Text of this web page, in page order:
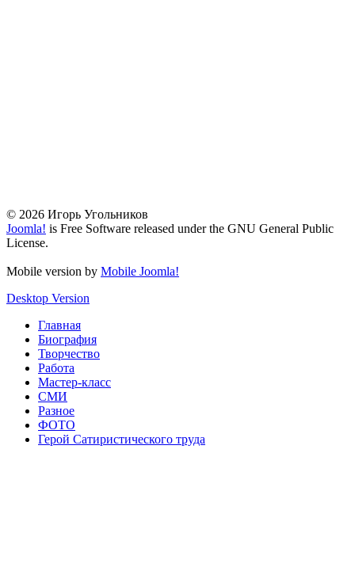
© 2026 Игорь Угольников
Joomla! is Free Software released under the GNU General Public
License.
Mobile version by Mobile Joomla!
Desktop Version
Главная
Биография
Творчество
Работа
Мастер-класс
СМИ
Разное
ФОТО
Герой Сатиристического труда